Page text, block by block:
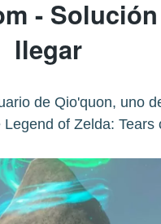
-
llegar
de Qio'quon, uno
of Zelda: Tears